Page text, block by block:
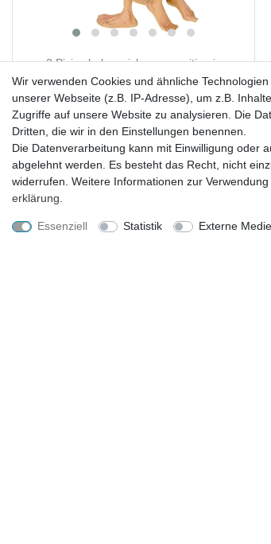
2 Pixies haken sich gegenseitig ein
Turnübung Figur Zwerg Fee Fabelwesen
Gnom
22,99 € *
Lieferzeit ca. 2-4 Tage
Wir verwenden Cookies und ähnliche
unserer Webseite (z.B. IP-Adresse), um z.B.
Zugriffe auf unsere Website zu analysieren. Die
Dritten, die wir in den Einstellungen benennen.
Die Datenverarbeitung kann mit Einwilligung oder
abgelehnt werden. Es besteht das Recht, nicht
widerrufen. Weitere Informationen zur
erklärung
Essenziell Statistik Externe